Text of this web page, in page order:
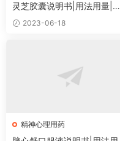
灵芝胶囊说明书|用法用量|注
意事项
2023-06-18
精神心理用药